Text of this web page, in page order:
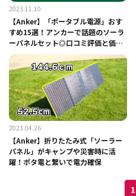
2023.11.10
【Anker】「ポータブル電源」おす
すめ15選！アンカーで話題のソーラ
ーパネルセット◎口コミ評価と価格
比較
2023.04.26
【Anker】折りたたみ式「ソーラー
パネル」がキャンプや災害時に活
躍！ポタ電と繋いで電力確保
1